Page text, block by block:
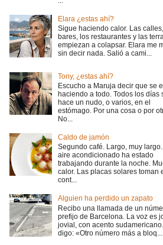
Elara ¿estas ahí?
Sigue haciendo calor. Las
bares, los restaurantes y las
empiezan a colapsar. Elara me
sin decir nada. Salió a cami...
Tony, ¿estas ahí?
Escucho a Maruja decir que se
haciendo a todo. Todos los días
hace un nudo, o varios, en el
estómago. Por una cosa o por
No...
Caldo de jamón
Segundo café. Largo, muy largo.
aire acondicionado ha estado
trabajando durante la noche.
calor. Las placas solares toman
cont...
Alguien ha perdido un zapato
Recibo una llamada de un
prefijo de Barcelona. La voz es
jovial, con acento
digo: «Otro número más a bloq...